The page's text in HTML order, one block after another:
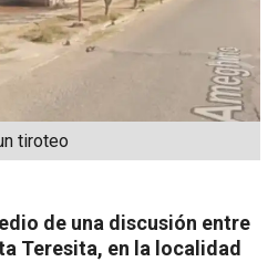
tiroteo
de una discusión entre
Teresita, en la localidad